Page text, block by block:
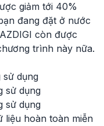
giảm tới 40%
đang đặt ở nước
còn được
trình này nữa.
sử dụng
sử dụng
sử dụng
liệu hoàn toàn miễn